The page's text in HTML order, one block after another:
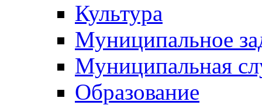
Культура
Муниципальное
Муниципальная
Образование